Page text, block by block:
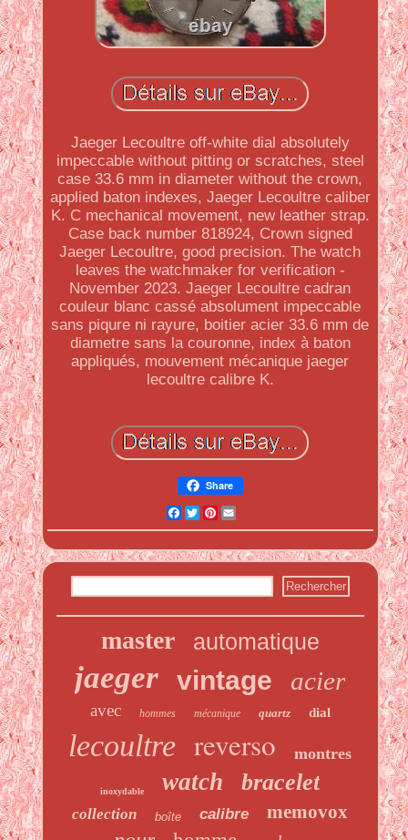
Jaeger Lecoultre off-white dial absolutely
impeccable without pitting or scratches, steel
case 33.6 mm in diameter without the crown,
applied baton indexes, Jaeger Lecoultre caliber
K. C mechanical movement, new leather strap.
Case back number 818924, Crown signed
Jaeger Lecoultre, good precision. The watch
leaves the watchmaker for verification -
November 2023. Jaeger Lecoultre cadran
couleur blanc cassé absolument impeccable
sans piqure ni rayure, boitier acier 33.6 mm de
diametre sans la couronne, index à baton
appliqués, mouvement mécanique jaeger
lecoultre calibre K.
Share
Facebook
Twitter
Pinterest
Email
master automatique
jaeger vintage acier
avec hommes mécanique quartz dial
lecoultre reverso montres
inoxydable watch bracelet
collection boîte calibre memovox